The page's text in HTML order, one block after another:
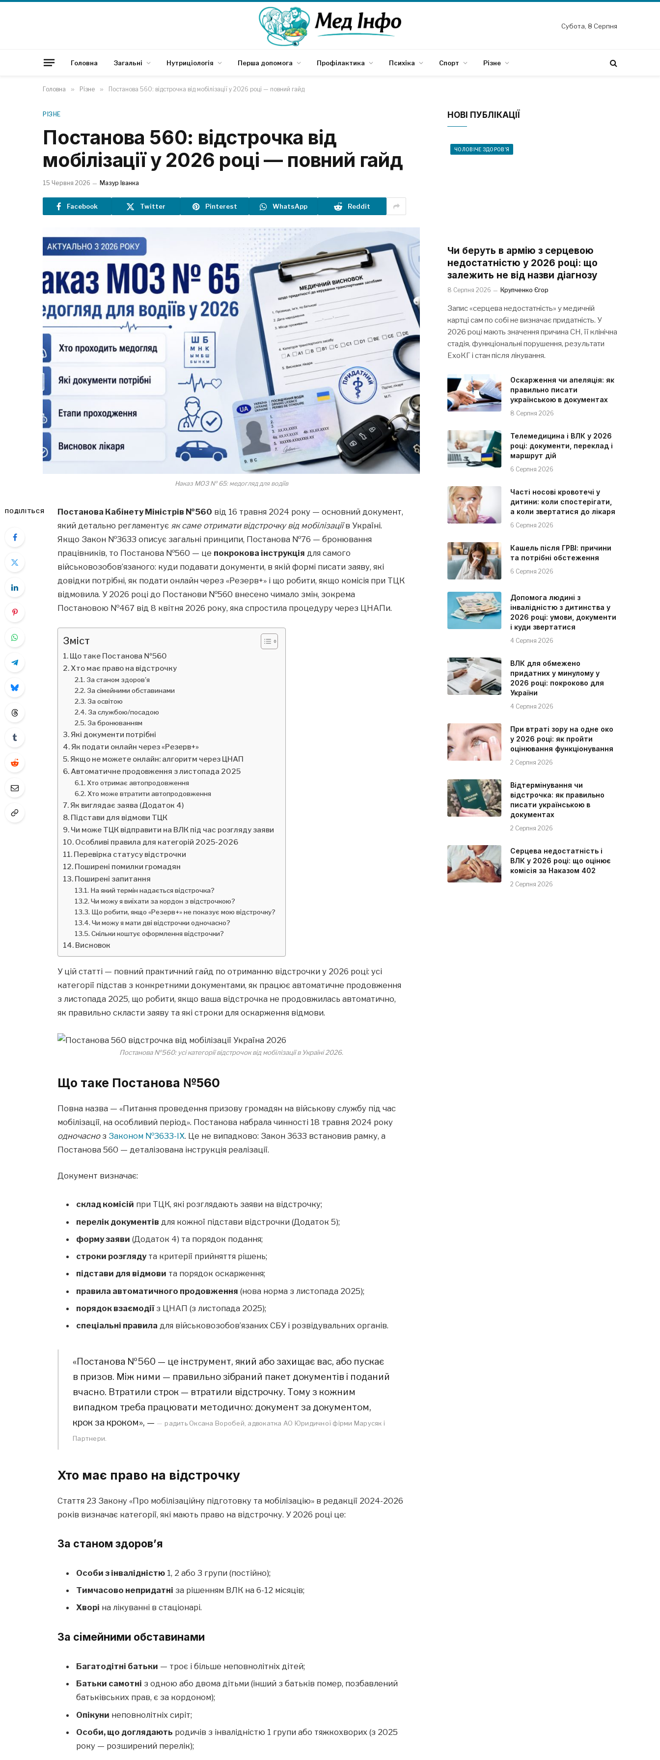
Субота, 8 Серпня
Головна Загальні Нутриціологія Перша допомога Профілактика Психіка Спорт Різне
Головна » Різне » Постанова 560: відстрочка від мобілізації у 2026 році — повний гайд
РІЗНЕ
Постанова 560: відстрочка від
мобілізації у 2026 році — повний гайд
15 Червня 2026 Мазур Іванка
Facebook Twitter Pinterest WhatsApp Reddit
Наказ МОЗ № 65: медогляд для водіїв
ПОДІЛІТЬСЯ Постанова Кабінету Міністрів №560 від 16 травня 2024 року — основний документ,
який детально регламентує як саме отримати відстрочку від мобілізаціїв Україні.
Якщо Закон №3633 описує загальні принципи, Постанова №76 — бронювання
працівників, то Постанова №560 — це покрокова інструкція для самого
військовозобов’язаного: куди подавати документи, в якій формі писати заяву, які
довідки потрібні, як подати онлайн через «Резерв+» і що робити, якщо комісія при ТЦК
відмовила. У 2026 році до Постанови №560 внесено чимало змін, зокрема
Постановою №467 від 8 квітня 2026 року, яка спростила процедуру через ЦНАПи.
Зміст
Що таке Постанова №560
Хто має право на відстрочку
За станом здоров'я
За сімейними обставинами
За освітою
За службою/посадою
За бронюванням
Які документи потрібні
Як подати онлайн через «Резерв+»
Якщо не можете онлайн: алгоритм через ЦНАП
Автоматичне продовження з листопада 2025
Хто отримає автопродовження
Хто може втратити автопродовження
Як виглядає заява (Додаток 4)
Підстави для відмови ТЦК
Чи може ТЦК відправити на ВЛК під час розгляду заяви
Особливі правила для категорій 2025-2026
Перевірка статусу відстрочки
Поширені помилки громадян
Поширені запитання
На який термін надається відстрочка?
Чи можу я виїхати за кордон з відстрочкою?
Що робити, якщо «Резерв+» не показує мою відстрочку?
Чи можу я мати дві відстрочки одночасно?
Скільки коштує оформлення відстрочки?
Висновок
У цій статті — повний практичний гайд по отриманню відстрочки у 2026 році: усі
категорії підстав з конкретними документами, як працює автоматичне продовження
з листопада 2025, що робити, якщо ваша відстрочка не продовжилась автоматично,
як правильно скласти заяву та які строки для оскарження відмови.
Постанова №560: усі категорії відстрочок від мобілізації в Україні 2026.
Що таке Постанова №560
Повна назва — «Питання проведення призову громадян на військову службу під час
мобілізації, на особливий період». Постанова набрала чинності 18 травня 2024 року
одночасноз Законом №3633-IX. Це не випадково: Закон 3633 встановив рамку, а
Постанова 560 — деталізована інструкція реалізації.
Документ визначає:
склад комісій при ТЦК, які розглядають заяви на відстрочку;
перелік документів для кожної підстави відстрочки (Додаток 5);
форму заяви (Додаток 4) та порядок подання;
строки розглядута критерії прийняття рішень;
підстави для відмови та порядок оскарження;
правила автоматичного продовження (нова норма з листопада 2025);
порядок взаємодіїз ЦНАП (з листопада 2025);
спеціальні правила для військовозобов’язаних СБУ і розвідувальних органів.
«Постанова №560 — це інструмент, який або захищає вас, або пускає
в призов. Між ними — правильно зібраний пакет документів і поданий
вчасно. Втратили строк — втратили відстрочку. Тому з кожним
випадком треба працювати методично: документ за документом,
крок за кроком», —
радить Оксана Воробей, адвокатка АО Юридичної фірми Марусяк і
Партнери.
Хто має право на відстрочку
Стаття 23 Закону «Про мобілізаційну підготовку та мобілізацію» в редакції 2024-2026
років визначає категорії, які мають право на відстрочку. У 2026 році це:
За станом здоров’я
Особи з інвалідністю 1, 2 або 3 групи (постійно);
Тимчасово непридатні за рішенням ВЛК на 6-12 місяців;
Хворі на лікуванні в стаціонарі.
За сімейними обставинами
Багатодітні батьки — троє і більше неповнолітніх дітей;
Батьки самотні з одною або двома дітьми (інший з батьків помер, позбавлений
батьківських прав, є за кордоном);
Опікуни неповнолітніх сиріт;
Особи, що доглядають родичів з інвалідністю 1 групи або тяжкохворих (з 2025
року — розширений перелік);
НОВІ ПУБЛІКАЦІЇ
ЧОЛОВІЧЕ ЗДОРОВ'Я
Чи беруть в армію з серцевою
недостатністю у 2026 році: що
залежить не від назви діагнозу
8 Серпня 2026 Крупченко Єгор
Запис «серцева недостатність» у медичній
картці сам по собі не визначає придатність. У
2026 році мають значення причина СН, її клінічна
стадія, функціональні порушення, результати
ЕхоКГ і стан після лікування.
Оскарження чи апеляція: як
правильно писати
українською в документах
8 Серпня 2026
Телемедицина і ВЛК у 2026
році: документи, переклад і
маршрут дій
6 Серпня 2026
Часті носові кровотечі у
дитини: коли спостерігати,
а коли звертатися до лікаря
6 Серпня 2026
Кашель після ГРВІ: причини
та потрібні обстеження
6 Серпня 2026
Допомога людині з
інвалідністю з дитинства у
2026 році: умови, документи
і куди звертатися
4 Серпня 2026
ВЛК для обмежено
придатних у минулому у
2026 році: покроково для
України
4 Серпня 2026
При втраті зору на одне око
у 2026 році: як пройти
оцінювання функціонування
2 Серпня 2026
Відтермінування чи
відстрочка: як правильно
писати українською в
документах
2 Серпня 2026
Серцева недостатність і
ВЛК у 2026 році: що оцінює
комісія за Наказом 402
2 Серпня 2026